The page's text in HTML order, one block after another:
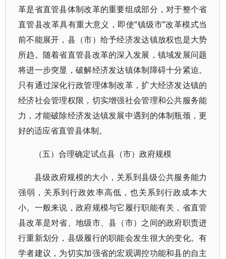
革是省直管县体制改革的重要组成部分，对于整个省
直管县改革具有重大意义，即使“镇级市”改革模式当
前不能展开，县（市）给予经济发达镇放权也是大势
所趋。随着省直管县改革的深入发展，镇域发展问题
将进一步突显，破解经济发达镇体制障碍十分紧迫。
只有通过深化行政管理体制改革，扩大经济发达镇的
经济社会管理权限，切实增强社会管理和公共服务能
力，才能破除经济发达镇发展中遇到的体制瓶颈，更
好的适应省直管县体制。
（五）合理确定试点县（市）政府规模
县级政府规模的大小，关系到县级公共服务能力
强弱，关系到行政效率高低，也关系到行政成本大
小。一般来说，政府规模与它履行职能有关，省直管
县改革是对省、地级市、县（市）之间的政府职责进
行重新划分，县级履行的职能会发生很大的变化。有
学者建议，为切实加强省的宏观调控功能和县的自主